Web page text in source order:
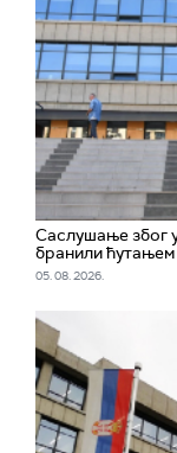
Саслушање због
бранили ћутањем
05. 08. 2026.